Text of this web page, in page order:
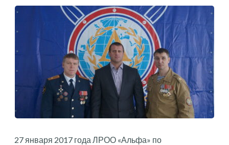
27 января 2017 года ЛРОО «Альфа» по